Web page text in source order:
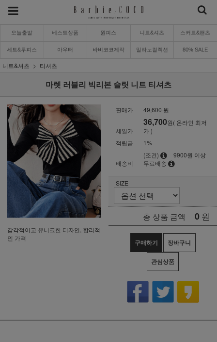
오늘출발 베스트상품 원피스 니트&셔츠 스커트&팬츠
세트&투피스 아우터 바비코코제작 밀라노컬렉션 80% SALE
니트&셔츠 티셔츠
마렛 러블리 빅리본 슬릿 니트 티셔츠
감각적이고 유니크한 디자인, 합리적
인 가격
판매가 49,600 원
세일가
36,700원( 온라인 최저
가 )
적립금
1%
배송비
(조건)
9900원 이상
무료배송
SIZE
총 상품 금액 0 원
구매하기 장바구니
관심상품